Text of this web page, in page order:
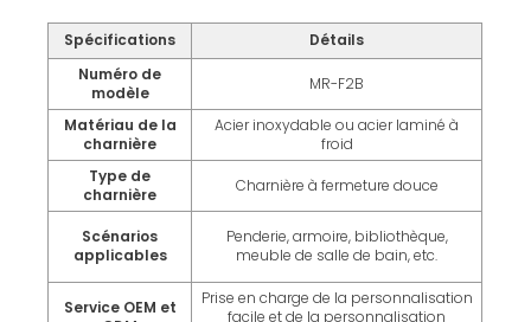
Spécifications
Détails
Numéro de
modèle
MR-F2B
Matériau de la
charnière
Acier inoxydable ou acier laminé à
froid
Type de
charnière
Charnière à fermeture douce
Scénarios
applicables
Penderie, armoire, bibliothèque,
meuble de salle de bain, etc.
Service OEM et
Prise en charge de la personnalisation
facile et de la personnalisation